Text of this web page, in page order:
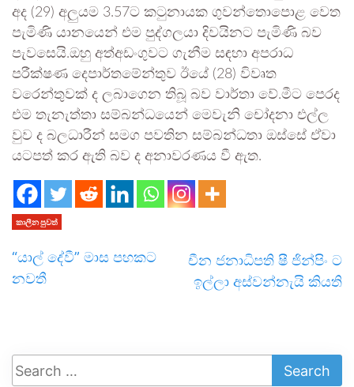
අද (29) අලුයම 3.57ට කටුනායක ගුවන්තොපොළ වෙත
පැමිණි යානයෙන් එම පුද්ගලයා දිවයිනට පැමිණි බව
පැවසෙයි.ඔහු අත්අඩංගුවට ගැනීම සඳහා අපරාධ
පරීක්ෂණ දෙපාර්තමේන්තුව ඊයේ (28) විවෘත
වරෙන්තුවක් ද ලබාගෙන තිබූ බව වාර්තා වේ.මීට පෙරද
එම තැනැත්තා සම්බන්ධයෙන් මෙවැනි චෝදනා එල්ල
වුව ද බලධාරීන් සමග පවතින සම්බන්ධතා ඔස්සේ ඒවා
යටපත් කර ඇති බව ද අනාවරණය වී ඇත.
කාලීන පුවත්
“යාල් දේවී” මාස පහකට
නවතී
චීන ජනාධිපති ෂී ජින්පිං ට
ඉල්ලා අස්වන්නැයි කියති